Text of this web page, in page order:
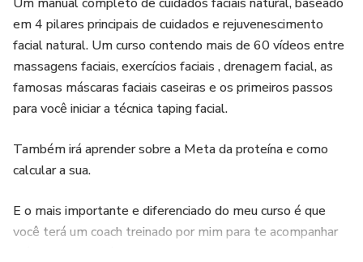
em 4 pilares principais de cuidados e rejuvenescimento
facial natural. Um curso contendo mais de 60 vídeos entre
massagens faciais, exercícios faciais , drenagem facial, as
famosas máscaras faciais caseiras e os primeiros passos
para você iniciar a técnica taping facial.
Também irá aprender sobre a Meta da proteína e como
calcular a sua.
E o mais importante e diferenciado do meu curso é que
você terá um coach treinado por mim para te acompanhar